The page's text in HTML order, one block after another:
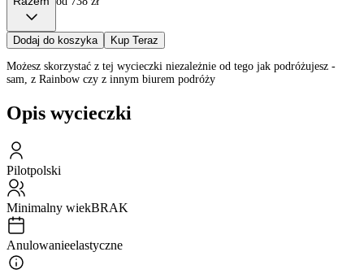
Dodaj do koszyka Kup Teraz
Możesz skorzystać z tej wycieczki niezależnie od tego jak podróżujesz -
sam, z Rainbow czy z innym biurem podróży
Opis wycieczki
Pilotpolski
Minimalny wiekBRAK
Anulowanieelastyczne